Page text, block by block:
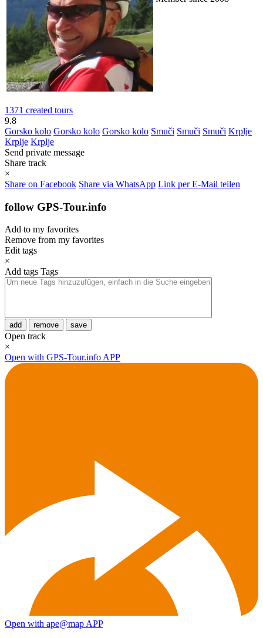
1371 created tours
9.8
Gorsko kolo Gorsko kolo Gorsko kolo Smuči Smuči Smuči Krplje
Krplje Krplje
Send private message
Share track
×
Share on Facebook Share via WhatsApp Link per E-Mail teilen
follow GPS-Tour.info
Add to my favorites
Remove from my favorites
Edit tags
×
Add tags Tags
add remove save
Open track
×
Open with GPS-Tour.info APP
Open with ape@map APP